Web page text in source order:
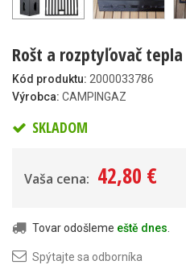
Rošt a rozptyľovač
Kód produktu: 2000033786
Výrobca: CAMPINGAZ
SKLADOM
Vaša cena: 42,80 €
Tovar odošleme eště dnes
Spýtajte sa odborníka